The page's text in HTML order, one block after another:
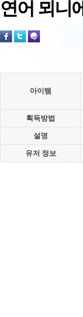
연어 뫼니
아이템
획득방법
설명
유저 정보